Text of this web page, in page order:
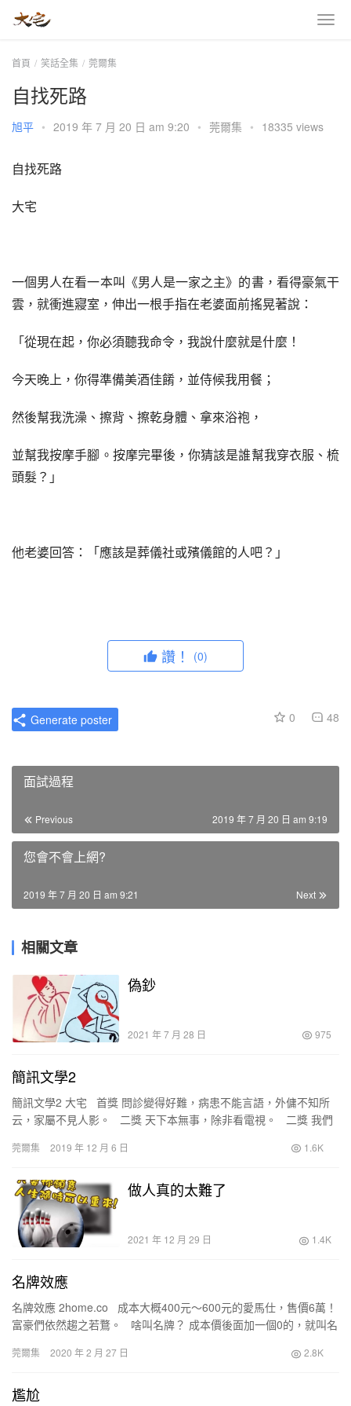
首頁 笑話全集 莞爾集
自找死路
旭平 • 2019 年 7 月 20 日 am 9:20 • 莞爾集 • 18335 views
自找死路
大宅
一個男人在看一本叫《男人是一家之主》的書，看得豪氣干
雲，就衝進寢室，伸出一根手指在老婆面前搖晃著說：
「從現在起，你必須聽我命令，我說什麼就是什麼！
今天晚上，你得準備美酒佳餚，並侍候我用餐；
然後幫我洗澡、擦背、擦乾身體、拿來浴袍，
並幫我按摩手腳。按摩完畢後，你猜該是誰幫我穿衣服、梳
頭髮？」
他老婆回答：「應該是葬儀社或殯儀館的人吧？」
讚！ (0)
0 48
Generate poster
面試過程
Previous 2019 年 7 月 20 日 am 9:19
您會不會上網?
Next
2019 年 7 月 20 日 am 9:21
相關文章
偽鈔
2021 年 7 月 28 日 975
簡訊文學2
簡訊文學2 大宅 首獎 問診變得好難，病患不能言語，外傭不知所
云，家屬不見人影。 二獎 天下本無事，除非看電視。 二獎 我們
莞爾集 2019 年 12 月 6 日 1.6K
做人真的太難了
2021 年 12 月 29 日 1.4K
名牌效應
名牌效應 2home.co 成本大概400元～600元的愛馬仕，售價6萬！
富豪們依然趨之若鶩。 啥叫名牌？ 成本價後面加一個0的，就叫名
莞爾集 2020 年 2 月 27 日 2.8K
尷尬